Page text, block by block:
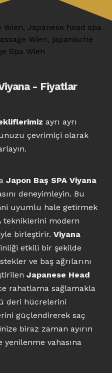
- Fiyatlar
ayrı ayrı
çevrimiçi olarak
Japon Baş SPA Viyana
deneyimleyin. Bu
uyumlu hale getirmek
tekniklerini modern
birleştirir. Viyana
etkili bir şekilde
ve baş ağrılarını
Japanese Head
rahatlama sağlamakla
deri hücrelerini
güçlendirerek saç
biraz zaman ayırın
vahasına